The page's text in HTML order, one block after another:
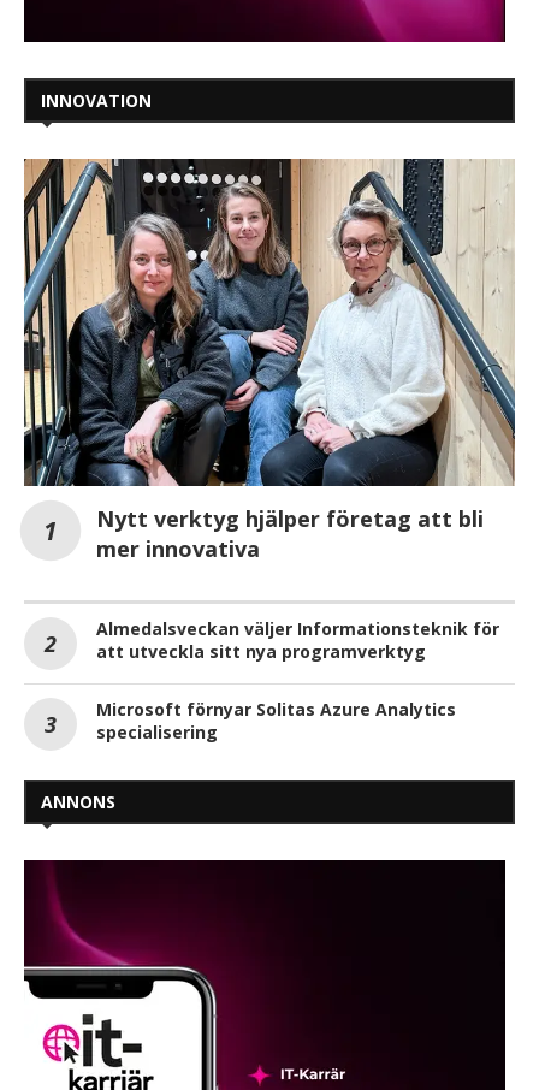
INNOVATION
Nytt verktyg hjälper företag att bli
mer innovativa
Almedalsveckan väljer Informationsteknik för
att utveckla sitt nya programverktyg
Microsoft förnyar Solitas Azure Analytics
specialisering
ANNONS